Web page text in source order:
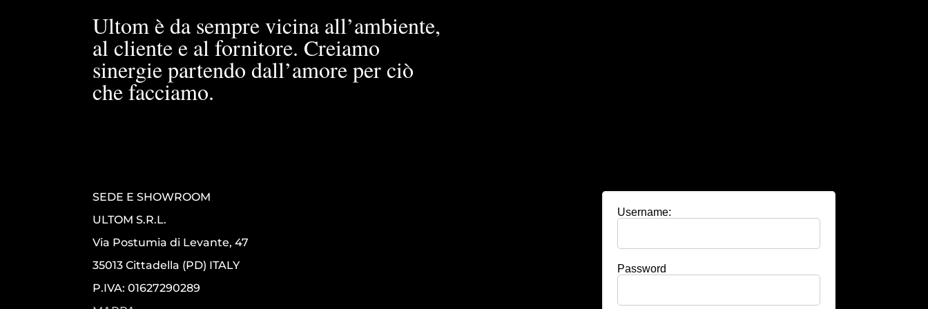
Ultom è da sempre vicina all’ambiente,
al cliente e al fornitore. Creiamo
sinergie partendo dall’amore per ciò
che facciamo.
SEDE E SHOWROOM
ULTOM S.R.L.
Via Postumia di Levante, 47
35013 Cittadella (PD) ITALY
P.IVA: 01627290289
Username:
Password